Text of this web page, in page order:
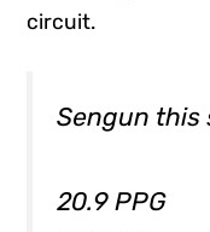
circuit.
Sengun this
20.9 PPG